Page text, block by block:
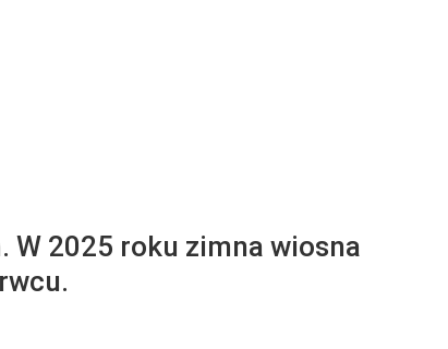
W 2025 roku zimna wiosna